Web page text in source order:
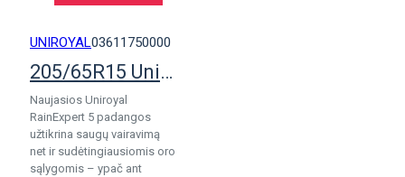
UNIROYAL03611750000
205/65R15 Uniroyal RainExpert 5
Naujasios Uniroyal
RainExpert 5 padangos
užtikrina saugų vairavimą
net ir sudėtingiausiomis oro
sąlygomis – ypač ant